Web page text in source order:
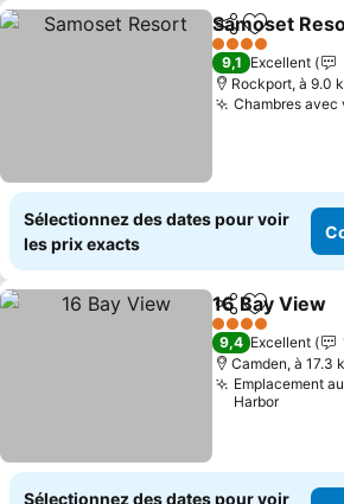
PartagerAjouter à
Samoset
4 Étoiles
9,1 Excellent
Rockport, à 9.0
Chambres avec
Sélectionnez des dates pour voir
les prix exacts
PartagerAjouter à
16 Bay View
4 Étoiles
9,4 Excellent
Camden, à 17.3
Emplacement
Harbor
Sélectionnez des dates pour voir